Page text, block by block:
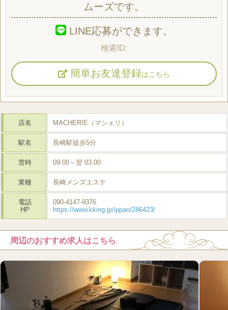
ムーズです。
LINE応募ができます。
簡単お友達登録はこちら
店名 MACHERIE（マシェリ）
駅名 長崎駅徒歩5分
営時 09:00～翌 03:00
業種 長崎メンズエステ
電話
HP
090-4147-9376
https://www.kking.jp/ippan/286423/
周辺のおすすめ求人はこちら